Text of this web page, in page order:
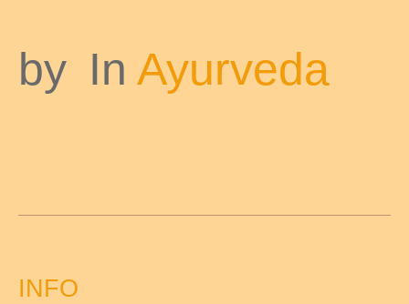
by In Ayurveda
INFO